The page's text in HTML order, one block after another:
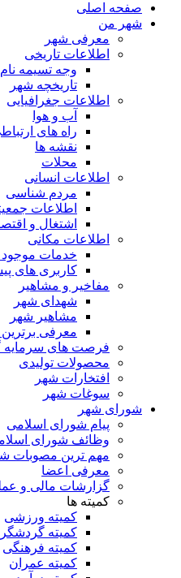
صفحه اصلی
شهر من
معرفی شهر
اطلاعات تاریخی
وجه تسیمه
تاریخچه شهر
اطلاعات جغرافیایی
آب و هوا
راه های
نقشه ها
محلات
اطلاعات انسانی
مردم شناسی
اطلاعات
اشتغال و
اطلاعات مکانی
خدمات موجود
کاربری های
مفاخیر و مشاهیر
شهدای شهر
مشاهیر شهر
معرفی
فرصت های سرمایه
محصولات تولیدی
افتخارات شهر
سوغات شهر
شورای شهر
پیام شورای اسلامی
وظائف شورای
مهم ترین مصوبات
معرفی اعضا
گزارشات مالی و
کمیته ها
کمیته ورزشی
کمیته
کمیته فرهنگی
کمیته عمران